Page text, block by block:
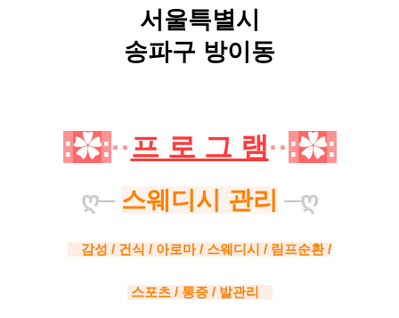
서울특별시
송파구 방이동
:✿:··프 로 그 램··:✿:
ღ─ 스웨디시 관리 ─ღ
감성 / 건식 / 아로마 / 스웨디시 / 림프순환 /
스포츠 / 통증 / 발관리